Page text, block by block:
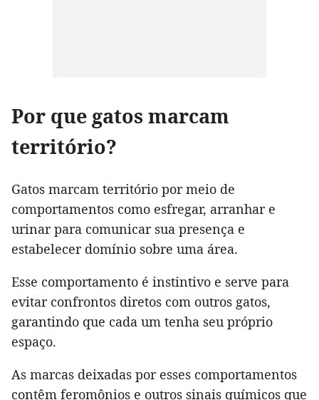
Por que gatos marcam
território?
Gatos marcam território por meio de
comportamentos como esfregar, arranhar e
urinar para comunicar sua presença e
estabelecer domínio sobre uma área.
Esse comportamento é instintivo e serve para
evitar confrontos diretos com outros gatos,
garantindo que cada um tenha seu próprio
espaço.
As marcas deixadas por esses comportamentos
contêm feromônios e outros sinais químicos que